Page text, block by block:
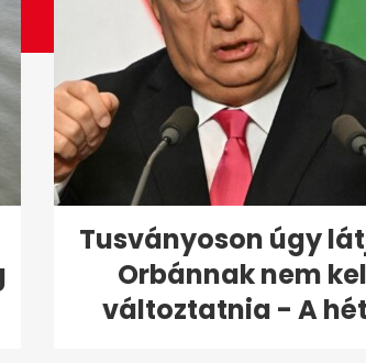
Tusványoson úgy
Orbánnak nem
változtatnia - A